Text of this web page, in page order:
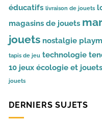
éducatifs livraison de jouets
magasins de jouets
jouets nostalgie
tapis de jeu technologie
10 jeux écologie et jouets
jouets
DERNIERS SUJETS